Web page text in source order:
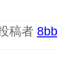
稿者